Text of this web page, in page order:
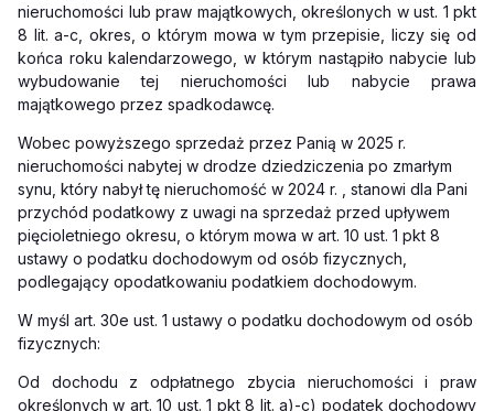
nieruchomości lub praw majątkowych, określonych w ust. 1 pkt
8 lit. a-c, okres, o którym mowa w tym przepisie, liczy się od
końca roku kalendarzowego, w którym nastąpiło nabycie lub
wybudowanie tej nieruchomości lub nabycie prawa
majątkowego przez spadkodawcę.
Wobec powyższego sprzedaż przez Panią w 2025 r.
nieruchomości nabytej w drodze dziedziczenia po zmarłym
synu, który nabył tę nieruchomość w 2024 r. , stanowi dla Pani
przychód podatkowy z uwagi na sprzedaż przed upływem
pięcioletniego okresu, o którym mowa w art. 10 ust. 1 pkt 8
ustawy o podatku dochodowym od osób fizycznych,
podlegający opodatkowaniu podatkiem dochodowym.
W myśl art. 30e ust. 1 ustawy o podatku dochodowym od osób
fizycznych:
Od dochodu z odpłatnego zbycia nieruchomości i praw
określonych w art. 10 ust. 1 pkt 8 lit. a)-c) podatek dochodowy